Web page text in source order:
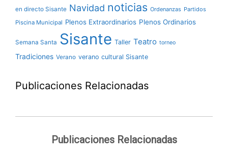
en directo Sisante Navidad noticias Ordenanzas Partidos
Piscina Municipal Plenos Extraordinarios Plenos Ordinarios
Semana Santa Sisante Taller Teatro torneo
Tradiciones Verano verano cultural Sisante
Publicaciones Relacionadas
Publicaciones Relacionadas